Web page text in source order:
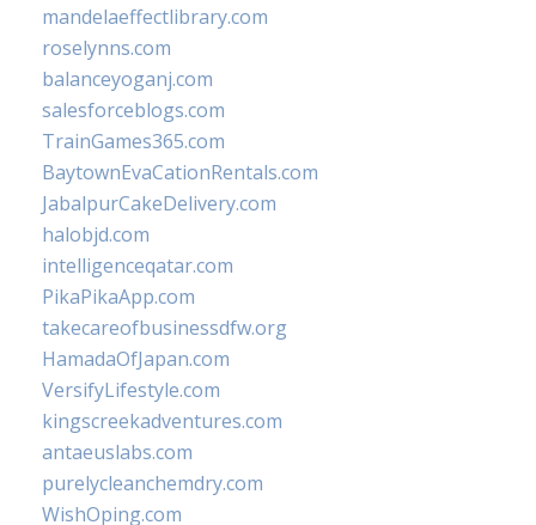
mandelaeffectlibrary.com
roselynns.com
balanceyoganj.com
salesforceblogs.com
TrainGames365.com
BaytownEvaCationRentals.com
JabalpurCakeDelivery.com
halobjd.com
intelligenceqatar.com
PikaPikaApp.com
takecareofbusinessdfw.org
HamadaOfJapan.com
VersifyLifestyle.com
kingscreekadventures.com
antaeuslabs.com
purelycleanchemdry.com
WishOping.com